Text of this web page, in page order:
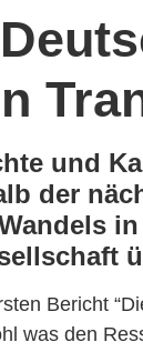
und
der
Bericht
was den